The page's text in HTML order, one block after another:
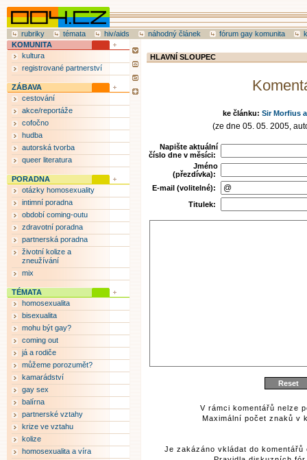
rubriky témata hiv/aids náhodný článek fórum gay komunita
HLAVNÍ SLOUPEC
ke článku: Sir Morfius
(ze dne 05. 05. 2005,
Napište aktuální
číslo dne v měsíci:
Jméno
(přezdívka):
E-mail (volitelné):
Titulek:
V rámci komentářů nelze
Maximální počet znaků v
Je zakázáno vkládat do
KOMUNITA
kultura
registrované partnerství
ZÁBAVA
cestování
akce/reportáže
cofočno
hudba
autorská tvorba
queer literatura
PORADNA
otázky homosexuality
intimní poradna
období coming-outu
zdravotní poradna
partnerská poradna
životní kolize a
zneužívání
mix
TÉMATA
homosexualita
bisexualita
mohu být gay?
coming out
já a rodiče
můžeme porozumět?
kamarádství
gay sex
balírna
partnerské vztahy
krize ve vztahu
kolize
homosexualita a víra